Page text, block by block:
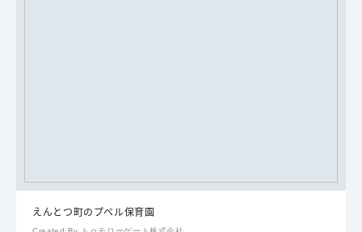
えんとつ町のプペル保育園